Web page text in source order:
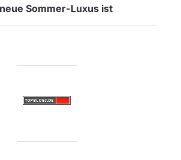
Sommer-Luxus ist